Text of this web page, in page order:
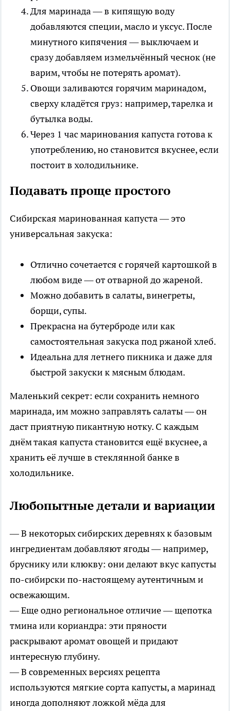
Для маринада — в кипящую воду
добавляются специи, масло и уксус. После
минутного кипячения — выключаем и
сразу добавляем измельчённый чеснок (не
варим, чтобы не потерять аромат).
Овощи заливаются горячим маринадом,
сверху кладётся груз: например, тарелка и
бутылка воды.
Через 1 час маринования капуста готова к
употреблению, но становится вкуснее, если
постоит в холодильнике.
Подавать проще простого
Сибирская маринованная капуста — это
универсальная закуска:
Отлично сочетается с горячей картошкой в
любом виде — от отварной до жареной.
Можно добавить в салаты, винегреты,
борщи, супы.
Прекрасна на бутерброде или как
самостоятельная закуска под ржаной хлеб.
Идеальна для летнего пикника и даже для
быстрой закуски к мясным блюдам.
Маленький секрет: если сохранить немного
маринада, им можно заправлять салаты — он
даст приятную пикантную нотку. С каждым
днём такая капуста становится ещё вкуснее, а
хранить её лучше в стеклянной банке в
холодильнике.
Любопытные детали и вариации
— В некоторых сибирских деревнях к базовым
ингредиентам добавляют ягоды — например,
бруснику или клюкву: они делают вкус капусты
по-сибирски по-настоящему аутентичным и
освежающим.
— Еще одно региональное отличие — щепотка
тмина или кориандра: эти пряности
раскрывают аромат овощей и придают
интересную глубину.
— В современных версиях рецепта
используются мягкие сорта капусты, а маринад
иногда дополняют ложкой мёда для